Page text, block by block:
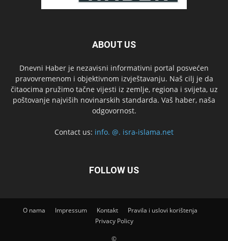
ABOUT US
Dnevni Haber je nezavisni informativni portal posvećen
pravovremenom i objektivnom izvještavanju. Naš cilj je da
čitaocima pružimo tačne vijesti iz zemlje, regiona i svijeta, uz
poštovanje najviših novinarskih standarda. Vaš haber, naša
odgovornost.
Contact us: info. @. isra-islama.net
FOLLOW US
O nama Impressum Kontakt
Pravila i uslovi korištenja
Privacy Policy
©